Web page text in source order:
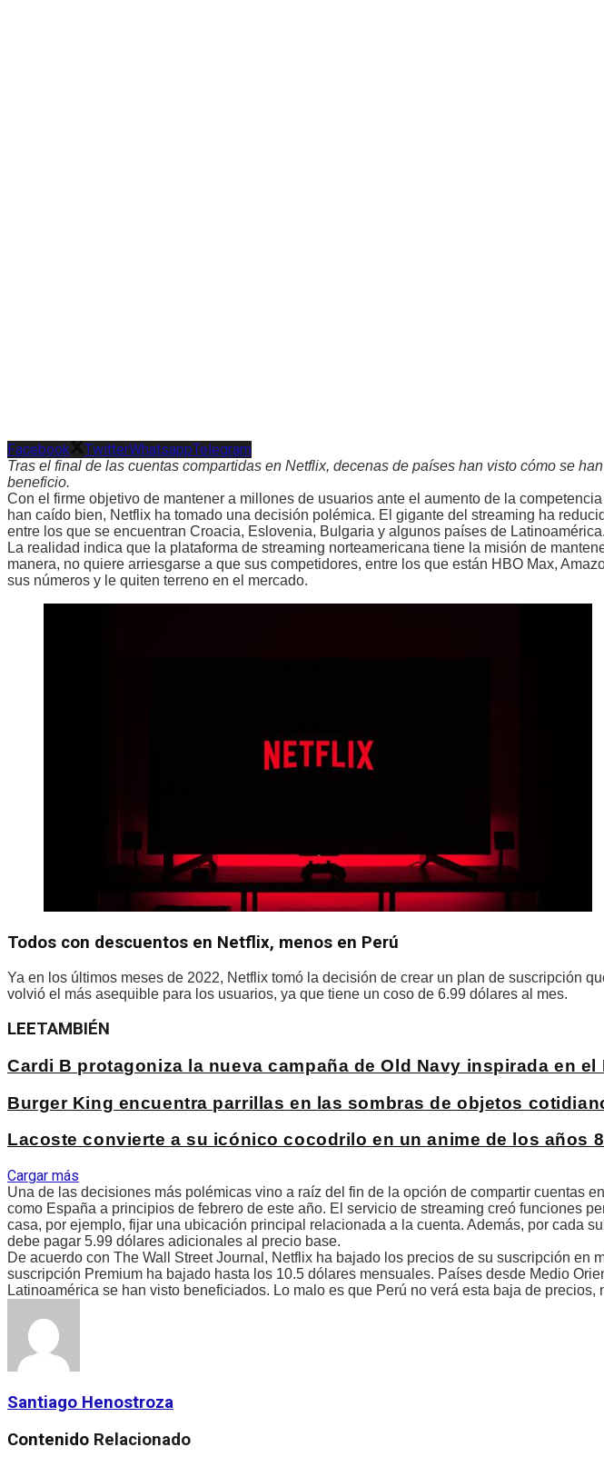
Facebook TwitterWhatsappTelegram
Tras el final de las cuentas compartidas en Netflix, decenas de países han visto cómo se
beneficio.
Con el firme objetivo de mantener a millones de usuarios ante el aumento de la
han caído bien, Netflix ha tomado una decisión polémica. El gigante del streaming ha
entre los que se encuentran Croacia, Eslovenia, Bulgaria y algunos países de Latinoamérica.
La realidad indica que la plataforma de streaming norteamericana tiene la misión de
manera, no quiere arriesgarse a que sus competidores, entre los que están HBO Max,
sus números y le quiten terreno en el mercado.
Todos con descuentos en Netflix, menos en Perú
Ya en los últimos meses de 2022, Netflix tomó la decisión de crear un plan de suscripción
volvió el más asequible para los usuarios, ya que tiene un coso de 6.99 dólares al mes.
LEETAMBIÉN
Cardi B protagoniza la nueva campaña de Old Navy inspirada en el
Burger King encuentra parrillas en las sombras de objetos
Lacoste convierte a su icónico cocodrilo en un anime de los años
Cargar más
Una de las decisiones más polémicas vino a raíz del fin de la opción de compartir cuentas
como España a principios de febrero de este año. El servicio de streaming creó funciones
casa, por ejemplo, fijar una ubicación principal relacionada a la cuenta. Además, por cada
debe pagar 5.99 dólares adicionales al precio base.
De acuerdo con The Wall Street Journal, Netflix ha bajado los precios de su suscripción en
suscripción Premium ha bajado hasta los 10.5 dólares mensuales. Países desde Medio
Latinoamérica se han visto beneficiados. Lo malo es que Perú no verá esta baja de precios,
Santiago Henostroza
Contenido Relacionado